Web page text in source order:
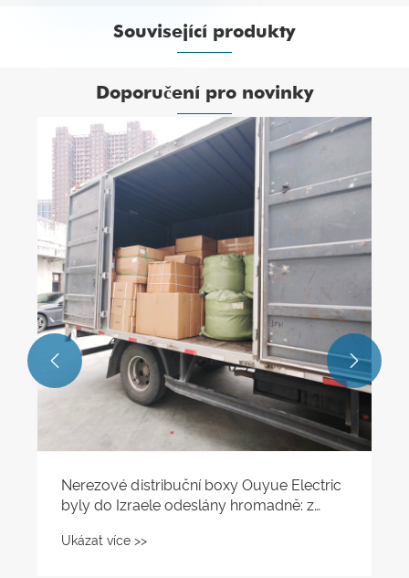
Související produkty
Doporučení pro novinky
Jak vybrat správnou kovovou rozvodnou
skříň?
Ukázat více >>
 